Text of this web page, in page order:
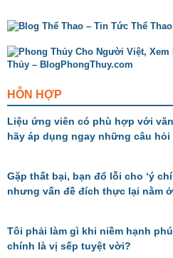
HỖN HỢP
Liệu ứng viên có phù hợp với
hãy áp dụng ngay những câu
Gặp thất bại, bạn đổ lỗi cho ‘ý chí
nhưng vấn đề đích thực lại nằm
Tôi phải làm gì khi niềm hạnh
chính là vị sếp tuyệt vời?